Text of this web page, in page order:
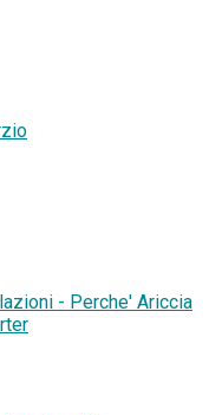
- Perche' Ariccia